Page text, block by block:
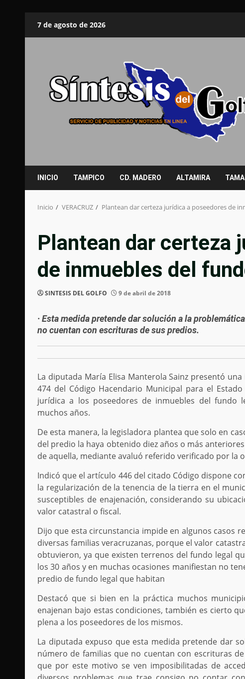
7 de agosto de 2026
INICIO TAMPICO CD. MADERO ALTAMIRA
Inicio VERACRUZ Plantean dar certeza jurídica a poseedores de
Plantean dar certeza
de inmuebles del
SINTESIS DEL GOLFO 9 de abril de 2018
· Esta medida pretende dar solución a la
no cuentan con escrituras de sus predios.
La diputada María Elisa Manterola Sainz presentó
474 del Código Hacendario Municipal para el
jurídica a los poseedores de inmuebles del fundo
muchos años.
De esta manera, la legisladora plantea que solo en
del predio la haya obtenido diez años o más
de aquella, mediante avaluó referido verificado por la
Indicó que el artículo 446 del citado Código dispone
la regularización de la tenencia de la tierra en el
susceptibles de enajenación, considerando su
valor catastral o fiscal.
Dijo que esta circunstancia impide en algunos casos
diversas familias veracruzanas, porque el valor
obtuvieron, ya que existen terrenos del fundo legal
los 30 años y en muchas ocasiones manifiestan no
predio de fundo legal que habitan
Destacó que si bien en la práctica muchos
enajenan bajo estas condiciones, también es cierto
plena a los poseedores de los mismos.
La diputada expuso que esta medida pretende dar
número de familias que no cuentan con escrituras
que por este motivo se ven imposibilitadas de